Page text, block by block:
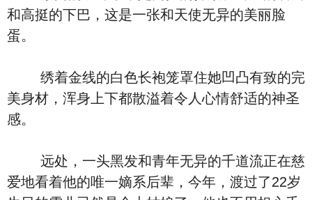
和高挺的下巴，这是一张和天使无异的美丽脸
蛋。
绣着金线的白色长袍笼罩住她凹凸有致的完
美身材，浑身上下都散溢着令人心情舒适的神圣
感。
远处，一头黑发和青年无异的千道流正在慈
爱地看着他的唯一嫡系后辈，今年，渡过了22岁